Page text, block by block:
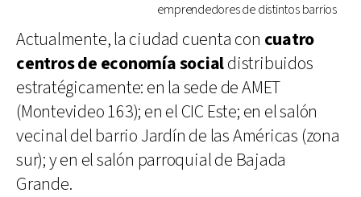
emprendedores de distintos barrios
Actualmente, la ciudad cuenta con cuatro
centros de economía socialdistribuidos
estratégicamente: en la sede de AMET
(Montevideo 163); en el CIC Este; en el salón
vecinal del barrio Jardín de las Américas (zona
sur); y en el salón parroquial de Bajada
Grande.